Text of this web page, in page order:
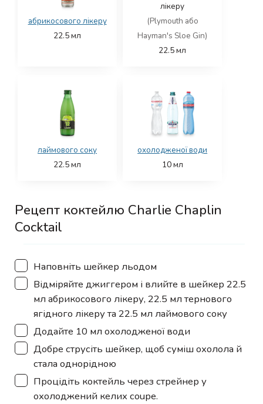
абрикосового лікеру
22.5мл
лікеру
(Plymouth або
Hayman's Sloe Gin)
22.5мл
лаймового соку
22.5мл
охолодженої води
10мл
Рецепт коктейлю Charlie Chaplin
Cocktail
▢
Наповніть шейкер льодом
▢
Відміряйте джиггером і влийте в шейкер 22.5
мл абрикосового лікеру, 22.5 мл тернового
ягідного лікеру та 22.5 мл лаймового соку
▢
Додайте 10 мл охолодженої води
▢
Добре струсіть шейкер, щоб суміш охолола й
стала однорідною
▢
Процідіть коктейль через стрейнер у
охолоджений келих coupe.